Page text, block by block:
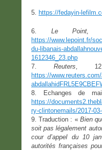
5. https://fedayin-
6. Le Point,
https://www.lepoint.fr/
du-libanais-
1612346_23.php
7.Reuters ,
https://
8. Echanges de
https://
ry-clintonemails/2017-
9. Traduction : « Bien
soit pas légalement
cour d’appel du 10
autorités françaises